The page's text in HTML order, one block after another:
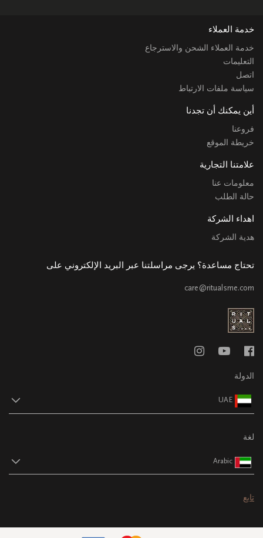
خدمة العملاء
خدمة العملاء الشحن والاسترجاع
التعليمات
اتصل
سياسة ملفات الارتباط
أين يمكنك أن تجدنا
فروعنا
خريطة الموقع
علامتنا التجارية
معلومات عنا
حالة الطلب
اهداء الشركة
هدية الشركة
تحتاج مساعدة؟ يرجى مراسلتنا عبر البريد الإلكتروني على
care@ritualsme.com
الدولة
UAE
لغة
Arabic
تابع